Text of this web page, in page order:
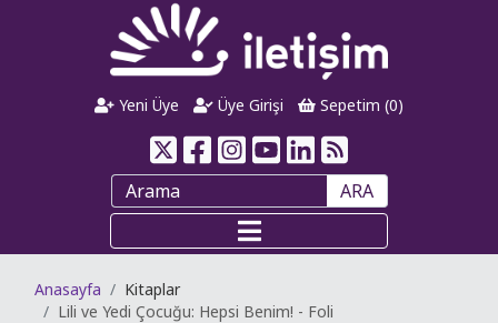
Yeni Üye Üye Girişi Sepetim (0)
ARA
Anasayfa
Kitaplar
Lili ve Yedi Çocuğu: Hepsi Benim! - Foli